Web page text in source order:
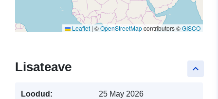
Leaflet | ©OpenStreetMapcontributors ©GISCO
keyboard_arrow_up
Lisateave
Loodud: 25 May 2026